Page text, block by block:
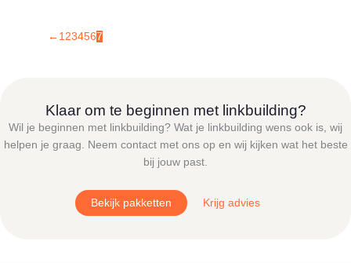
← 1234567
Klaar om te beginnen met linkbuilding?
Wil je beginnen met linkbuilding? Wat je linkbuilding wens ook is, wij
helpen je graag. Neem contact met ons op en wij kijken wat het beste
bij jouw past.
Bekijk pakketten Krijg advies